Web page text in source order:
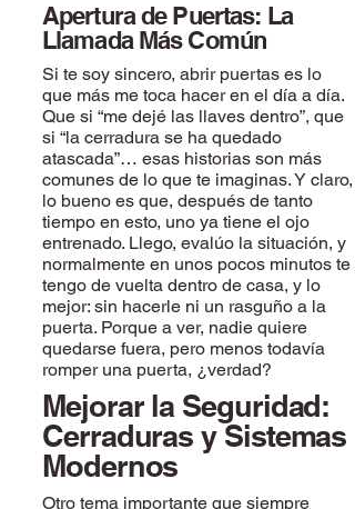
Apertura de Puertas: La
Llamada Más Común
Si te soy sincero, abrir puertas es lo
que más me toca hacer en el día a día.
Que si “me dejé las llaves dentro”, que
si “la cerradura se ha quedado
atascada”… esas historias son más
comunes de lo que te imaginas. Y claro,
lo bueno es que, después de tanto
tiempo en esto, uno ya tiene el ojo
entrenado. Llego, evalúo la situación, y
normalmente en unos pocos minutos te
tengo de vuelta dentro de casa, y lo
mejor: sin hacerle ni un rasguño a la
puerta. Porque a ver, nadie quiere
quedarse fuera, pero menos todavía
romper una puerta, ¿verdad?
Mejorar la Seguridad:
Cerraduras y Sistemas
Modernos
Otro tema importante que siempre